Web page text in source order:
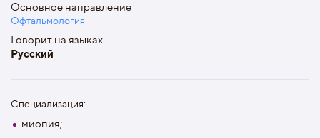
Основное направление
Офтальмология
Говорит на языках
Русский
Специализация:
миопия;